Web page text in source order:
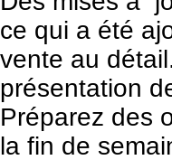
ce qui a été
vente au
présentation
Préparez des
la fin de